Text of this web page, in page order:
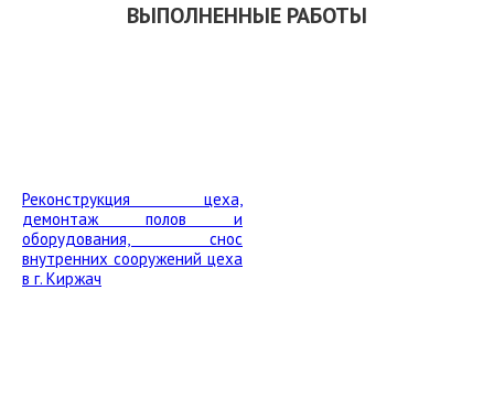
ВЫПОЛНЕННЫЕ РАБОТЫ
Реконструкция цеха,
демонтаж полов и
оборудования, снос
внутренних сооружений цеха
в г. Киржач